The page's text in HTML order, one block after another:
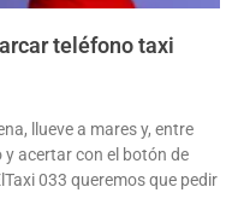
teléfono taxi
llueve a mares y, entre
acertar con el botón de
033 queremos que pedir